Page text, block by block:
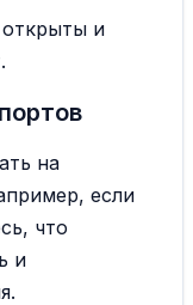
и
на
если
что
и